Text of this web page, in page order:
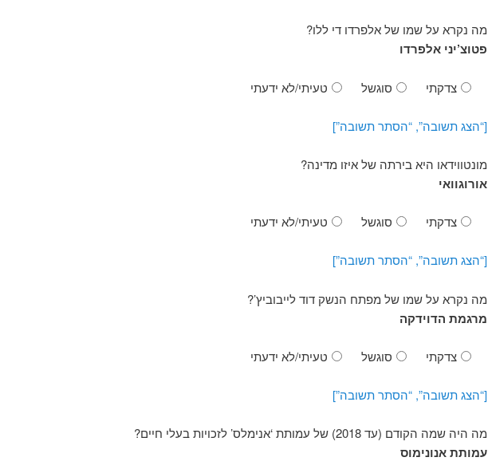
מה נקרא על שמו של אלפרדו די ללו?
פטוצ’יני אלפרדו
צדקתי סוגשל טעיתי/לא ידעתי
[“הצג תשובה”, “הסתר תשובה”]
מונטווידאו היא בירתה של איזו מדינה?
אורוגוואי
צדקתי סוגשל טעיתי/לא ידעתי
[“הצג תשובה”, “הסתר תשובה”]
מה נקרא על שמו של מפתח הנשק דוד לייבוביץ’?
מרגמת הדוידקה
צדקתי סוגשל טעיתי/לא ידעתי
[“הצג תשובה”, “הסתר תשובה”]
מה היה שמה הקודם (עד 2018) של עמותת ‘אנימלס’ לזכויות בעלי חיים?
עמותת אנונימוס